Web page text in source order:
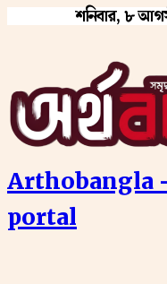
শনিবার, ৮
Arthobangla
portal